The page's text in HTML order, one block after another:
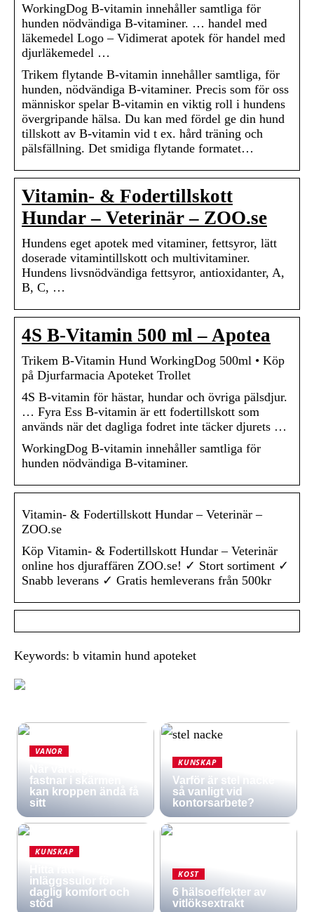
WorkingDog B-vitamin innehåller samtliga för
hunden nödvändiga B-vitaminer. … handel med
läkemedel Logo – Vidimerat apotek för handel med
djurläkemedel …
Trikem flytande B-vitamin innehåller samtliga, för
hunden, nödvändiga B-vitaminer. Precis som för oss
människor spelar B-vitamin en viktig roll i hundens
övergripande hälsa. Du kan med fördel ge din hund
tillskott av B-vitamin vid t ex. hård träning och
pälsfällning. Det smidiga flytande formatet…
Vitamin- & Fodertillskott
Hundar – Veterinär – ZOO.se
Hundens eget apotek med vitaminer, fettsyror, lätt
doserade vitamintillskott och multivitaminer.
Hundens livsnödvändiga fettsyror, antioxidanter, A,
B, C, …
4S B-Vitamin 500 ml – Apotea
Trikem B-Vitamin Hund WorkingDog 500ml • Köp
på Djurfarmacia Apoteket Trollet
4S B-vitamin för hästar, hundar och övriga pälsdjur.
… Fyra Ess B-vitamin är ett fodertillskott som
används när det dagliga fodret inte täcker djurets …
WorkingDog B-vitamin innehåller samtliga för
hunden nödvändiga B-vitaminer.
Vitamin- & Fodertillskott Hundar – Veterinär –
ZOO.se
Köp Vitamin- & Fodertillskott Hundar – Veterinär
online hos djuraffären ZOO.se! ✓ Stort sortiment ✓
Snabb leverans ✓ Gratis hemleverans från 500kr
Keywords: b vitamin hund apoteket
VANOR
fastnar i skärmen
kan kroppen ändå få
sitt
KUNSKAP
Varför är stel nacke
så vanligt vid
kontorsarbete?
KUNSKAP
Hitta rätt
inläggssulor för
daglig komfort och
stöd
KOST
6 hälsoeffekter av
vitlöksextrakt